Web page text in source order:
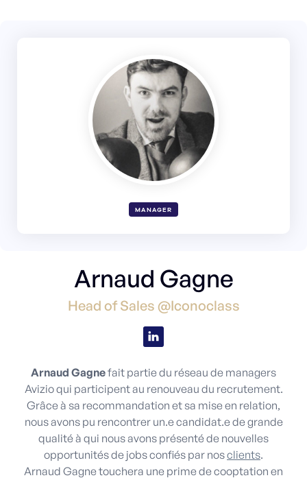
MANAGER
Arnaud Gagne
Head of Sales @Iconoclass
Arnaud Gagnefait partie du réseau de managers
Avizio qui participent au renouveau du recrutement.
Grâce à sa recommandation et sa mise en relation,
nous avons pu rencontrer un.e candidat.e de grande
qualité à qui nous avons présenté de nouvelles
opportunités de jobs confiés par nosclients.
Arnaud Gagne touchera une prime de cooptation en